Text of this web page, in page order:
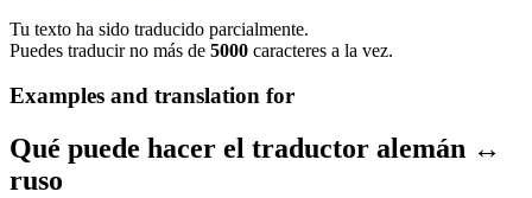
Tu texto ha sido traducido parcialmente.
Puedes traducir no más de 5000 caracteres a la vez.
Examples and translation for
Qué puede hacer el traductor alemán ↔
ruso